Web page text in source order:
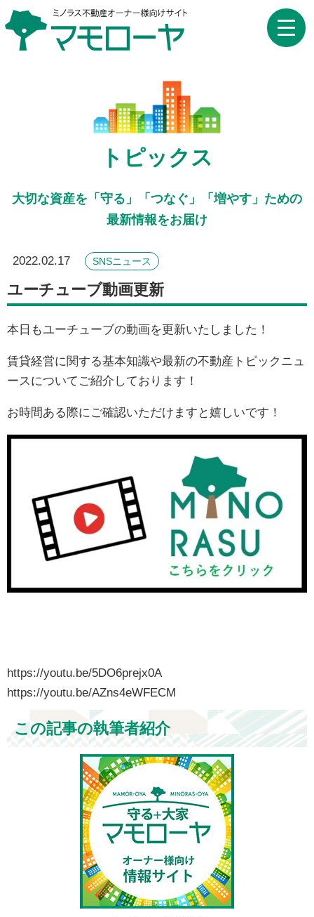
toggle
トピックス
大切な資産を「守る」「つなぐ」「増やす」ための
最新情報をお届け
2022.02.17 SNSニュース
ユーチューブ動画更新
本日もユーチューブの動画を更新いたしました！
賃貸経営に関する基本知識や最新の不動産トピックニュ
ースについてご紹介しております！
お時間ある際にご確認いただけますと嬉しいです！
https://youtu.be/5DO6prejx0A
https://youtu.be/AZns4eWFECM
この記事の執筆者紹介